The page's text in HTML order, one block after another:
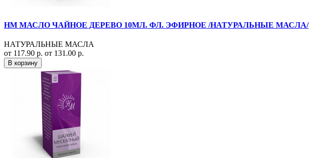
НМ МАСЛО ЧАЙНОЕ ДЕРЕВО 10МЛ. ФЛ. ЭФИРНОЕ /НАТУРАЛЬНЫЕ МАСЛА/
НАТУРАЛЬНЫЕ МАСЛА
от 117.90 р. от 131.00 р.
В корзину